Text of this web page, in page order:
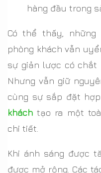
hàng đầu trong
Có thể thấy,
phòng khách vẫn
sự giản lược có chắt
Nhưng vẫn giữ
cùng sự sắp đặt
khách tạo ra một
chi tiết.
Khi ánh sáng được
được mở rộng. Các